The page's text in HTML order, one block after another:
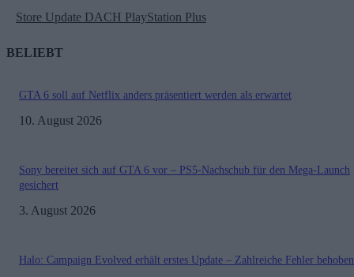
Store Update DACH PlayStation Plus
BELIEBT
GTA 6 soll auf Netflix anders präsentiert werden als erwartet
10. August 2026
Sony bereitet sich auf GTA 6 vor – PS5-Nachschub für den Mega-Launch
gesichert
3. August 2026
Halo: Campaign Evolved erhält erstes Update – Zahlreiche Fehler behoben